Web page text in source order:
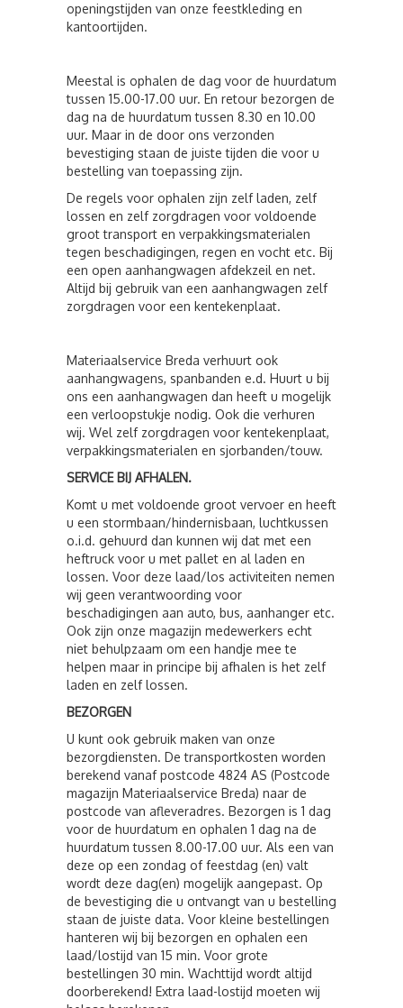
openingstijden van onze feestkleding en
kantoortijden.
Meestal is ophalen de dag voor de huurdatum
tussen 15.00-17.00 uur. En retour bezorgen de
dag na de huurdatum tussen 8.30 en 10.00
uur. Maar in de door ons verzonden
bevestiging staan de juiste tijden die voor u
bestelling van toepassing zijn.
De regels voor ophalen zijn zelf laden, zelf
lossen en zelf zorgdragen voor voldoende
groot transport en verpakkingsmaterialen
tegen beschadigingen, regen en vocht etc. Bij
een open aanhangwagen afdekzeil en net.
Altijd bij gebruik van een aanhangwagen zelf
zorgdragen voor een kentekenplaat.
Materiaalservice Breda verhuurt ook
aanhangwagens, spanbanden e.d. Huurt u bij
ons een aanhangwagen dan heeft u mogelijk
een verloopstukje nodig. Ook die verhuren
wij. Wel zelf zorgdragen voor kentekenplaat,
verpakkingsmaterialen en sjorbanden/touw.
SERVICE BIJ AFHALEN.
Komt u met voldoende groot vervoer en heeft
u een stormbaan/hindernisbaan, luchtkussen
o.i.d. gehuurd dan kunnen wij dat met een
heftruck voor u met pallet en al laden en
lossen. Voor deze laad/los activiteiten nemen
wij geen verantwoording voor
beschadigingen aan auto, bus, aanhanger etc.
Ook zijn onze magazijn medewerkers echt
niet behulpzaam om een handje mee te
helpen maar in principe bij afhalen is het zelf
laden en zelf lossen.
BEZORGEN
U kunt ook gebruik maken van onze
bezorgdiensten. De transportkosten worden
berekend vanaf postcode 4824 AS (Postcode
magazijn Materiaalservice Breda) naar de
postcode van afleveradres. Bezorgen is 1 dag
voor de huurdatum en ophalen 1 dag na de
huurdatum tussen 8.00-17.00 uur. Als een van
deze op een zondag of feestdag (en) valt
wordt deze dag(en) mogelijk aangepast. Op
de bevestiging die u ontvangt van u bestelling
staan de juiste data. Voor kleine bestellingen
hanteren wij bij bezorgen en ophalen een
laad/lostijd van 15 min. Voor grote
bestellingen 30 min. Wachttijd wordt altijd
doorberekend! Extra laad-lostijd moeten wij